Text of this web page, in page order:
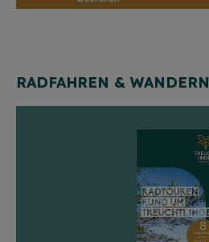
RADFAHREN & WANDERN